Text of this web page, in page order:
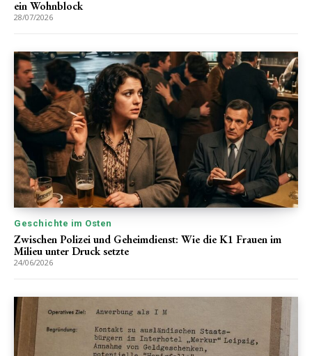
ein Wohnblock
28/07/2026
Geschichte im Osten
Zwischen Polizei und Geheimdienst: Wie die K1 Frauen im
Milieu unter Druck setzte
24/06/2026